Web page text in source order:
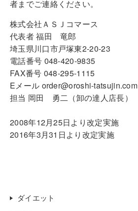
者までご連絡ください。
株式会社ＡＳＪコマース
代表者 福田 竜郎
埼玉県川口市戸塚東2-20-23
電話番号 048-420-9835
FAX番号 048-295-1115
Eメール order@oroshi-tatsujin.com
担当 岡田 勇二（卸の達人店長）
2008年12月25日より改定実施
2016年3月31日より改定実施
ダイエット